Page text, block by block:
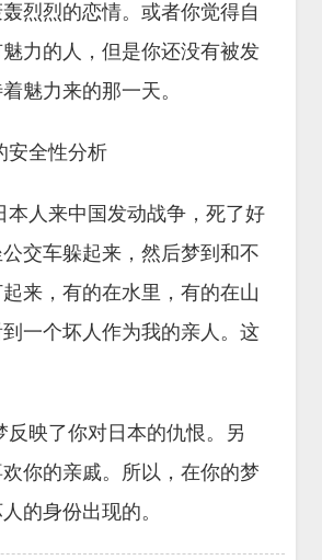
烈烈的恋情。或者你觉得自
力的人，但是你还没有被发
魅力来的那一天。
安全性分析
本人来中国发动战争，死了好
交车躲起来，然后梦到和不
来，有的在水里，有的在山
一个坏人作为我的亲人。这
反映了你对日本的仇恨。另
你的亲戚。所以，在你的梦
的身份出现的。